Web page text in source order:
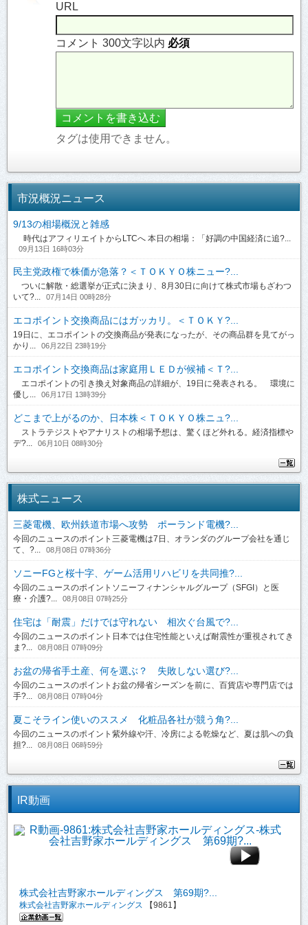
URL
コメント 300文字以内 必須
タグは使用できません。
市況概況ニュース
9/13の相場概況と雑感
時代はアフィリエイトからLTCへ 本日の相場：「好調の中国経済に追?...
09月13日 16時03分
民主党政権で株価が急落？＜ＴＯＫＹＯ株ニュー?...
ついに解散・総選挙が正式に決まり、8月30日に向けて株式市場もざわつ
いて?...
07月14日 00時28分
エコポイント交換商品にはガッカリ。＜ＴＯＫＹ?...
19日に、エコポイントの交換商品が発表になったが、その商品群を見てがっ
かり...
06月22日 23時19分
エコポイント交換商品は家庭用ＬＥＤが候補＜Ｔ?...
エコポイントの引き換え対象商品の詳細が、19日に発表される。 環境に
優し...
06月17日 13時39分
どこまで上がるのか、日本株＜ＴＯＫＹＯ株ニュ?...
ストラテジストやアナリストの相場予想は、驚くほど外れる。経済指標や
デ?...
06月10日 08時30分
株式ニュース
三菱電機、欧州鉄道市場へ攻勢 ポーランド電機?...
今回のニュースのポイント三菱電機は7日、オランダのグループ会社を通じ
て、?...
08月08日 07時36分
ソニーFGと桜十字、ゲーム活用リハビリを共同推?...
今回のニュースのポイントソニーフィナンシャルグループ（SFGI）と医
療・介護?...
08月08日 07時25分
住宅は「耐震」だけでは守れない 相次ぐ台風で?...
今回のニュースのポイント日本では住宅性能といえば耐震性が重視されてき
ま?...
08月08日 07時09分
お盆の帰省手土産、何を選ぶ？ 失敗しない選び?...
今回のニュースのポイントお盆の帰省シーズンを前に、百貨店や専門店では
手?...
08月08日 07時04分
夏こそライン使いのススメ 化粧品各社が競う角?...
今回のニュースのポイント紫外線や汗、冷房による乾燥など、夏は肌への負
担?...
08月08日 06時59分
IR動画
株式会社吉野家ホールディングス 第69期?...
株式会社吉野家ホールディングス 【9861】